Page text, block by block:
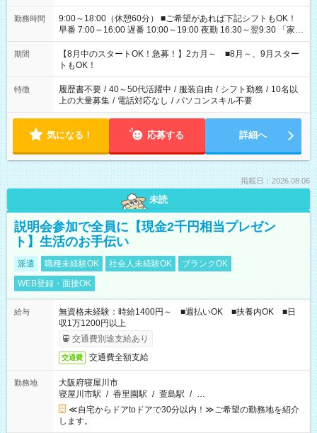
勤務時間
9:00～18:00（休憩60分） ■ご希望があれば下記シフトもOK！
早番 7:00～16:00 遅番 10:00～19:00 夜勤 16:30～翌9:30 「家族
と休みを合わせたい」 「余裕を持って夕飯の準備がしたい」
「できれば残業はしたくない」 など、ご希望を教えてください
ね。 ※Wワーク希望の方へ 今ご覧のお仕事で希望する勤務時間
と、もう1つのお仕事の勤務時間。 合計で週40時間を超える場
合は応募できません。
期間
【8月中のスタートOK！急募！】2カ月～ ■8月～、9月スター
トもOK！
特徴 履歴書不要 / 40～50代活躍中 / 服装自由 / シフト勤務 / 10名以
上の大量募集 / 電話対応なし / パソコンスキル不要
気になる！ 応募する 詳細へ
掲載日：2026.08.06
未読
説明会参加で全員に【現金2千円相当プレゼン
ト】生活のお手伝い
派遣 職種未経験OK 社会人未経験OK
ブランクOK
WEB登録・面接OK
給与
無資格未経験：時給1400円～ ■週払いOK ■扶養内OK ■日
収1万1200円以上
交通費別途支給あり
交通費 交通費全額支給
勤務地
大阪府寝屋川市
寝屋川市駅 / 香里園駅 / 萱島駅 / …
≪自宅からドアtoドアで30分以内！≫ご希望の勤務地を紹介
します。